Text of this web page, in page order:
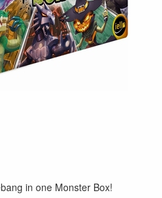
in one Monster Box!